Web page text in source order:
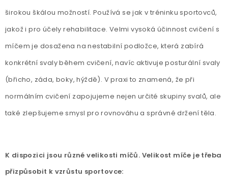
širokou škálou možností. Používá se jak v tréninku sportovců,
jakož i pro účely rehabilitace. Velmi vysoká účinnost cvičení s
míčem je dosažena na nestabilní podložce, která zabírá
konkrétní svaly během cvičení, navíc aktivuje posturální svaly
(břicho, záda, boky, hýždě). V praxi to znamená, že při
normálním cvičení zapojujeme nejen určité skupiny svalů, ale
také zlepšujeme smysl pro rovnováhu a správné držení těla.
K dispozici jsou různé velikosti míčů. Velikost míče je třeba
přizpůsobit k vzrůstu sportovce: